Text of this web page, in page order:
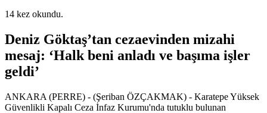
14 kez okundu.
Deniz Göktaş’tan cezaevinden mizahi
mesaj: ‘Halk beni anladı ve başıma işler
geldi’
ANKARA (PERRE) - (Şeriban ÖZÇAKMAK) - Karatepe Yüksek
Güvenlikli Kapalı Ceza İnfaz Kurumu'nda tutuklu bulunan